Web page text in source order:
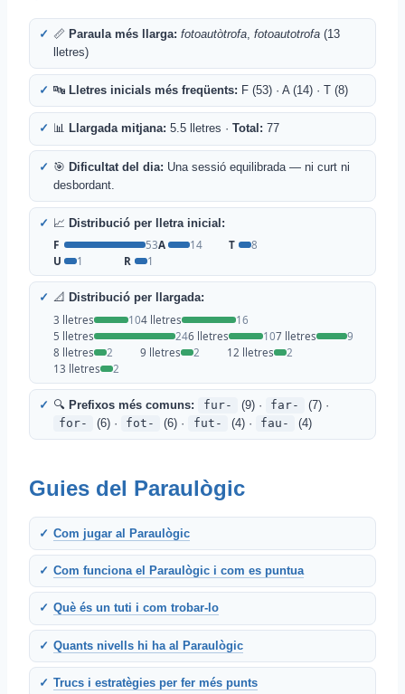
📏 Paraula més llarga: fotoautòtrofa, fotoautotrofa (13
lletres)
🔤 Lletres inicials més freqüents: F (53) · A (14) · T (8)
📊 Llargada mitjana: 5.5 lletres · Total: 77
🎯 Dificultat del dia: Una sessió equilibrada — ni curt ni
desbordant.
📈 Distribució per lletra inicial:
F 53A 14 T
8
U
1 R 1
📐 Distribució per llargada:
3 lletres 104 lletres
16
5 lletres
246 lletres 107 lletres
9
8 lletres
2 9 lletres 2 12 lletres
2
13 lletres
2
🔍 Prefixos més comuns: fur- (9) · far-
(7) ·
for-
(6) · fot- (6) · fut- (4) · fau- (4)
Guies del Paraulògic
Com jugar al Paraulògic
Com funciona el Paraulògic i com es puntua
Què és un tuti i com trobar-lo
Quants nivells hi ha al Paraulògic
Trucs i estratègies per fer més punts